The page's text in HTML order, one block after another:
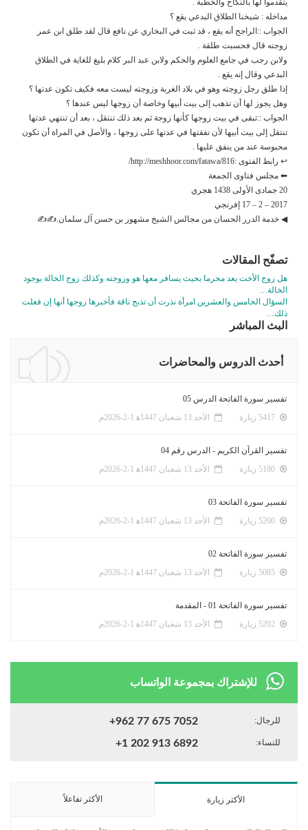
مداخله : شيخنا الطلاق البدعي يقع ؟
الجواب ::الراجح أنه يقع ، قد ثبت في البخاري عن نافع قال لقد طلق ابن عمر
زوجته قال فحسبت طلقة .
ولابن رجب في جامع العلوم والحكم ولابن عبد البر كلام بليغ للغاية في الطلاق
البدعي وقال إنه يقع .
إذا طلق رجل زوجته وهو في بلاد الغربة وزوجته ليست معه فكيف تكون عدتها ؟
وهل يجوز لها أن تذهب إلى بيت أبيها وخاصة أن زوجها ليس عندها ؟
الجواب ::تبقى في بيت زوجها كأنها زوجة ثم بعد ذلك تنتقل ، بعد أن تنتهي عدتها
تنتقل إلى بيت أبيها لأن نفقتها في عدتها على زوجها ، والأصل في المراة أن تكون
محبوسة عند من ينفق عليها .
↩ رابط الفتوى :http://meshhoor.com/fatawa/816/
⬅ مجلس فتاوى الجمعة
20 جمادى الأولى 1438 هجري
2017 – 2 – 17 إفرنجي
◀ خدمة الدرر الحسان من مجالس الشيخ مشهور بن حسن آل سلمان.✍✍
تصفّح المقالات
هل زوج الأخت يعد محرما بحيث يسافر معها هو وزوجته وكذلك زوج الخالة بوجود
الخالة…
السؤال الخامس والعشرين امرأة نذرت أن تذبح ناقة فأخبرها زوجها أنها إن فعلت
ذلك…
البث المباشر
أحدث الدروس والمحاضرات
تفسير سورة الفاتحة الدرس 05
الأحد 13 شعبان 1447ﻫ 1-2-2026م
تفسير القرآن الكريم - الدرس رقم 04
الأحد 13 شعبان 1447ﻫ 1-2-2026م
تفسير سورة الفاتحة 03
الأحد 13 شعبان 1447ﻫ 1-2-2026م
تفسير سورة الفاتحة 02
الأحد 13 شعبان 1447ﻫ 1-2-2026م
تفسير سورة الفاتحة 01 - المقدمة
الأحد 13 شعبان 1447ﻫ 1-2-2026م
للإشتراك بمجموعة الواتساب
للرجال: +962 77 675 7052
للنساء: +1 202 913 6892
الأكثر زيارة الأكثر تفاعلاً